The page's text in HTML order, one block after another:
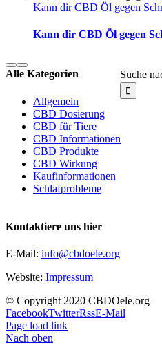
Kann dir CBD Öl gegen
Kann dir CBD Öl gegen
Suche
Alle Kategorien
Allgemein
CBD Dosierung
CBD für Tiere
CBD Informationen
CBD Produkte
CBD Wirkung
Kaufinformationen
Schlafprobleme
Kontaktiere uns hier
E-Mail: info@cbdoele.org
Website: Impressum
© Copyright 2020 CBDOele.org
FacebookTwitterRssE-Mail
Page load link
Nach oben